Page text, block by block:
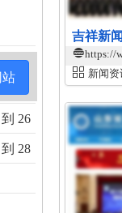
26
28
吉祥新
https://
新闻资